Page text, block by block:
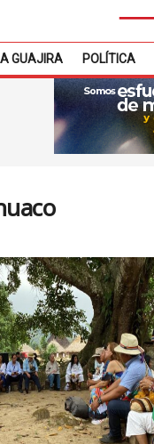
GUAJIRA POLÍTICA